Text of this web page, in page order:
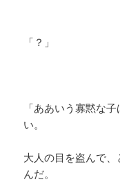
「？」
「ああいう寡黙な
い。
大人の目を盗んで
んだ。